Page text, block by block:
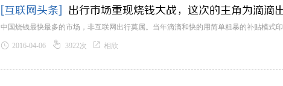
[互联网头条] 出行市场重现烧钱大战，这次的主角为滴滴
中国烧钱最快最多的市场，非互联网出行莫属。当年滴滴和快的用简单粗暴的补贴模式
 2016-04-06  3922次  相欣